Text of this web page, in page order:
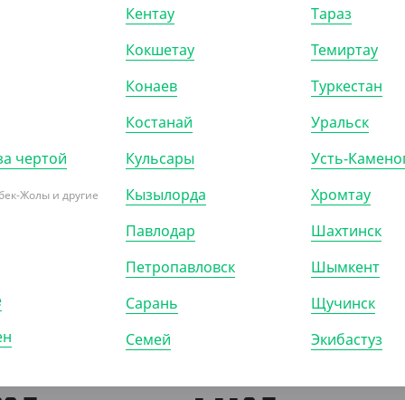
чертой
Жолы и другие
Кентау
Кокшетау
Конаев
Костанай
Кульсары
Кызылорда
Павлодар
Петропавловск
Сарань
Семей
Тараз
Темиртау
Туркестан
Уральск
Усть-
Хромтау
Шахтинск
Шымкент
Щучинск
Экибастуз